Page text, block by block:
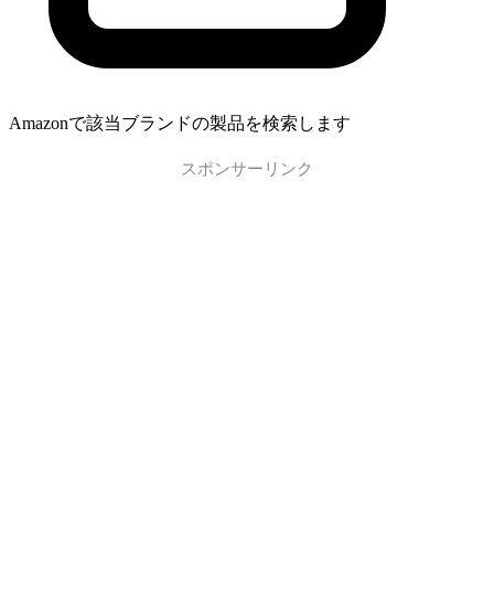
Amazonで該当ブランドの製品を検索します
スポンサーリンク